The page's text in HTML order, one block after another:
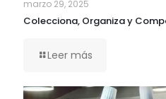
marzo 29, 2025
Colecciona, Organiza y
Leer más